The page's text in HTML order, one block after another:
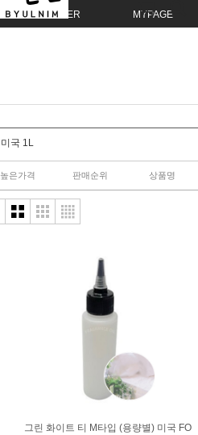
ORDER MYPAGE
미국 1L
높은가격 판매순위 상품명
그린 화이트 티 M타입 (용량별) 미국 FO